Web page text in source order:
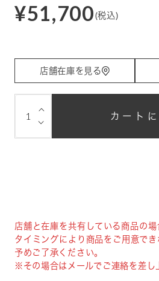
¥51,700 (税込)
店舗在庫を見る
⌵
⌵ カート
店舗と在庫を共有している商品の
タイミングにより商品をご用意で
予めご了承ください。
※その場合はメールでご連絡を差し